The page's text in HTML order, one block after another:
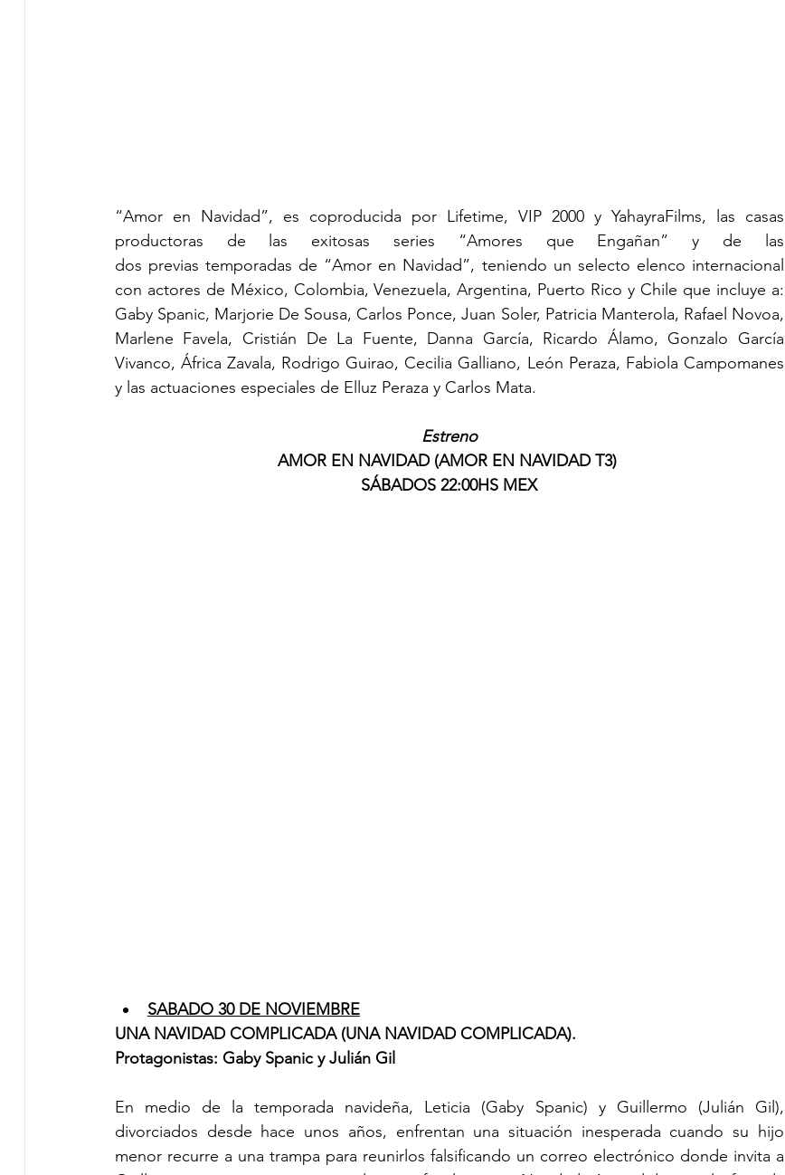
“Amor en Navidad”, es coproducida por Lifetime, VIP 2000 y YahayraFilms, las casas
productoras de las exitosas series “Amores que Engañan” y de las
dos previas temporadas de “Amor en Navidad”, teniendo un selecto elenco internacional
con actores de México, Colombia, Venezuela, Argentina, Puerto Rico y Chile que incluye a:
Gaby Spanic, Marjorie De Sousa, Carlos Ponce, Juan Soler, Patricia Manterola, Rafael Novoa,
Marlene Favela, Cristián De La Fuente, Danna García, Ricardo Álamo, Gonzalo García
Vivanco, África Zavala, Rodrigo Guirao, Cecilia Galliano, León Peraza, Fabiola Campomanes
y las actuaciones especiales de Elluz Peraza y Carlos Mata.
Estreno
AMOR EN NAVIDAD (AMOR EN NAVIDAD T3)
SÁBADOS 22:00HS MEX
SABADO 30 DE NOVIEMBRE
UNA NAVIDAD COMPLICADA (UNA NAVIDAD COMPLICADA).
Protagonistas: Gaby Spanic y Julián Gil
En medio de la temporada navideña, Leticia (Gaby Spanic) y Guillermo (Julián Gil),
divorciados desde hace unos años, enfrentan una situación inesperada cuando su hijo
menor recurre a una trampa para reunirlos falsificando un correo electrónico donde invita a